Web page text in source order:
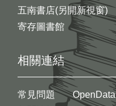
五南書店(另開新視窗)
寄存圖書館
相關連結
常見問題
OpenData